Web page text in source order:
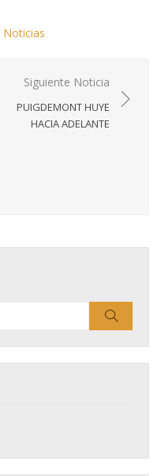
Noticias
Siguiente Noticia
PUIGDEMONT HUYE
HACIA ADELANTE